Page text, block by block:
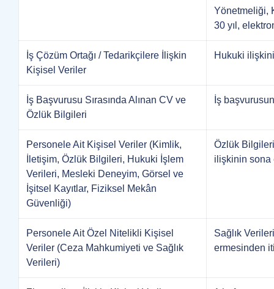
Yönetmeliği,
30 yıl,
İş Çözüm Ortağı / Tedarikçilere İlişkin
Kişisel Veriler
Hukuki
İş Başvurusu Sırasında Alınan CV ve
Özlük Bilgileri
İş
Personele Ait Kişisel Veriler (Kimlik,
İletişim, Özlük Bilgileri, Hukuki İşlem
Verileri, Mesleki Deneyim, Görsel ve
İşitsel Kayıtlar, Fiziksel Mekân
Güvenliği)
Özlük
ilişkinin sona
Personele Ait Özel Nitelikli Kişisel
Veriler (Ceza Mahkumiyeti ve Sağlık
Verileri)
Sağlık
ermesinden